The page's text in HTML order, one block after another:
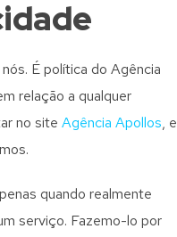
É política do Agência
relação a qualquer
no site Agência Apollos, e
quando realmente
serviço. Fazemo-lo por